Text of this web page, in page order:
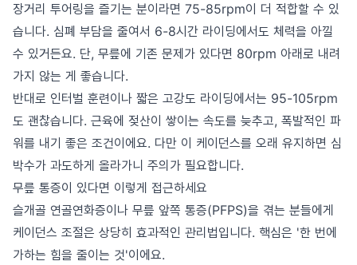
장거리 투어링을 즐기는 분이라면 75-85rpm이 더 적합할 수 있
습니다. 심폐 부담을 줄여서 6-8시간 라이딩에서도 체력을 아낄
수 있거든요. 단, 무릎에 기존 문제가 있다면 80rpm 아래로 내려
가지 않는 게 좋습니다.
반대로 인터벌 훈련이나 짧은 고강도 라이딩에서는 95-105rpm
도 괜찮습니다. 근육에 젖산이 쌓이는 속도를 늦추고, 폭발적인 파
워를 내기 좋은 조건이에요. 다만 이 케이던스를 오래 유지하면 심
박수가 과도하게 올라가니 주의가 필요합니다.
무릎 통증이 있다면 이렇게 접근하세요
슬개골 연골연화증이나 무릎 앞쪽 통증(PFPS)을 겪는 분들에게
케이던스 조절은 상당히 효과적인 관리법입니다. 핵심은 '한 번에
가하는 힘을 줄이는 것'이에요.